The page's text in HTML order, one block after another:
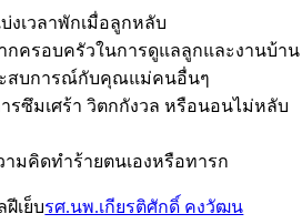
งเวลาพักเมื่อลูกหลับ
กครอบครัวในการดูแลลูกและงานบ้าน
สบการณ์กับคุณแม่คนอื่นๆ
รซึมเศร้า วิตกกังวล หรือนอนไม่หลับ
มคิดทำร้ายตนเองหรือทารก
เย็บรศ.นพ.เกียรติศักดิ์ คงวัฒน